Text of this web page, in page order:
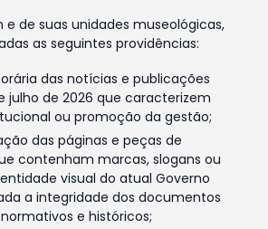
e de suas unidades museológicas,
as seguintes providências:
das notícias e publicações
julho de 2026 que caracterizem
ou promoção da gestão;
das páginas e peças de
contenham marcas, slogans ou
visual do atual Governo
a integridade dos documentos
e históricos;